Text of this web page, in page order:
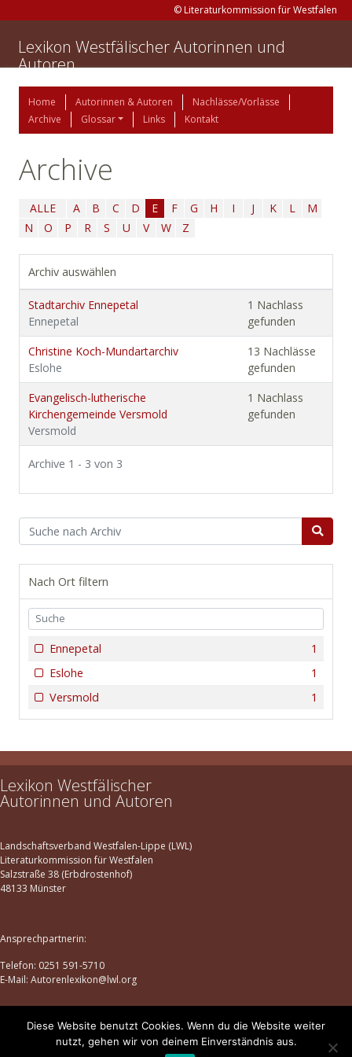
© Literaturkommission für Westfalen
Lexikon Westfälischer Autorinnen und
Autoren
Home Autorinnen & Autoren
Nachlässe/Vorlässe
Archive
Glossar Links Kontakt
Archive
ALLE A B C D E F G H I J K L
M
N
O P R S U V W Z
Archiv auswählen
Stadtarchiv Ennepetal
Ennepetal
1 Nachlass
gefunden
Christine Koch-Mundartarchiv
Eslohe
13 Nachlässe
gefunden
Evangelisch-lutherische
Kirchengemeinde Versmold
Versmold
1 Nachlass
gefunden
Archive 1 - 3 von 3
Nach Ort filtern
1
Ennepetal
1
Eslohe
1
Versmold
Lexikon Westfälischer
Autorinnen und Autoren
Landschaftsverband Westfalen-Lippe (LWL)
Literaturkommission für Westfalen
Salzstraße 38 (Erbdrostenhof)
48133 Münster
Ansprechpartnerin:
Telefon: 0251 591-5710
E-Mail: Autorenlexikon@lwl.org
Datenschutz |Impressum
Diese Website benutzt Cookies. Wenn du die Website weiter
nutzt, gehen wir von deinem Einverständnis aus.